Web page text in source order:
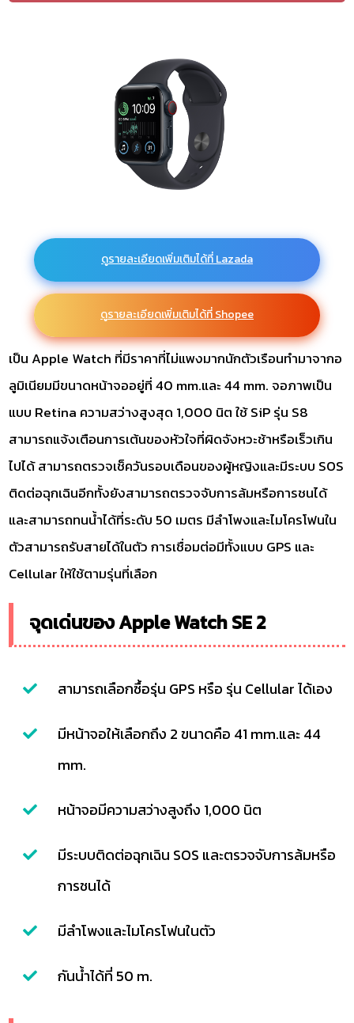
ดูรายละเอียดเพิ่มเติมได้ที่ Lazada
ดูรายละเอียดเพิ่มเติมได้ที่ Shopee
เป็น Apple Watch ที่มีราคาที่ไม่แพงมากนักตัวเรือนทำมาจากอ
ลูมิเนียมมีขนาดหน้าจออยู่ที่ 40 mm.และ 44 mm. จอภาพเป็น
แบบ Retina ความสว่างสูงสุด 1,000 นิต ใช้ SiP รุ่น S8
สามารถแจ้งเตือนการเต้นของหัวใจที่ผิดจังหวะช้าหรือเร็วเกิน
ไปได้ สามารถตรวจเช็ควันรอบเดือนของผู้หญิงและมีระบบ SOS
ติดต่อฉุกเฉินอีกทั้งยังสามารถตรวจจับการล้มหรือการชนได้
และสามารถทนน้ำได้ที่ระดับ 50 เมตร มีลำโพงและไมโครโฟนใน
ตัวสามารถรับสายได้ในตัว การเชื่อมต่อมีทั้งแบบ GPS และ
Cellular ให้ใช้ตามรุ่นที่เลือก
จุดเด่นของ Apple Watch SE 2
สามารถเลือกซื้อรุ่น GPS หรือ รุ่น Cellular ได้เอง
มีหน้าจอให้เลือกถึง 2 ขนาดคือ 41 mm.และ 44
mm.
หน้าจอมีความสว่างสูงถึง 1,000 นิต
มีระบบติดต่อฉุกเฉิน SOS และตรวจจับการล้มหรือ
การชนได้
มีลำโพงและไมโครโฟนในตัว
กันน้ำได้ที่ 50 m.